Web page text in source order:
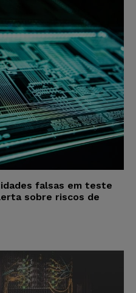
falsas em teste
sobre riscos de